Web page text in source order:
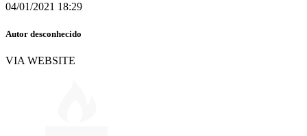
04/01/2021 18:29
Autor desconhecido
VIA WEBSITE